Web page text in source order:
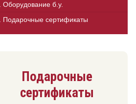
Оборудование б.у.
Подарочные сертификаты
Подарочные
сертификаты